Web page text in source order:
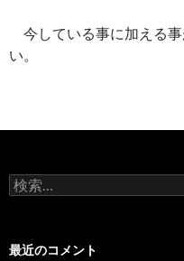
今している事に加える
い。
検
索:
最近のコメント